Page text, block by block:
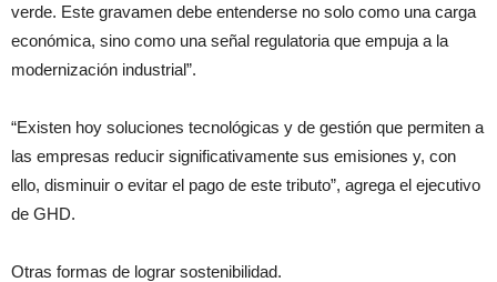
verde. Este gravamen debe entenderse no solo como una carga
económica, sino como una señal regulatoria que empuja a la
modernización industrial”.
“Existen hoy soluciones tecnológicas y de gestión que permiten a
las empresas reducir significativamente sus emisiones y, con
ello, disminuir o evitar el pago de este tributo”, agrega el ejecutivo
de GHD.
Otras formas de lograr sostenibilidad.